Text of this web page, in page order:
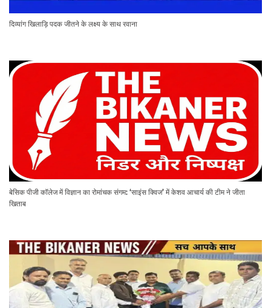
दिव्यांग खिलाड़ि पदक जीतने के लक्ष्य के साथ रवाना
बेसिक पीजी कॉलेज में विज्ञान का रोमांचक संगम: ‘साइंस क्विज’ में केशव आचार्य की टीम ने जीता
खिताब